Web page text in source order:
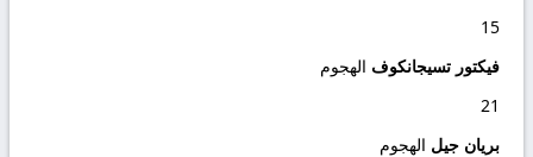
15
فيكتور تسيجانكوف الهجوم
21
بريان جيل الهجوم